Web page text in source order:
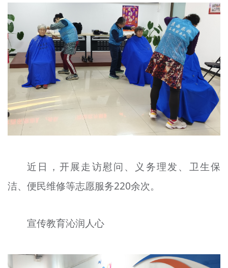
近日，开展走访慰问、义务理发、卫生保
洁、便民维修等志愿服务220余次。
宣传教育沁润人心